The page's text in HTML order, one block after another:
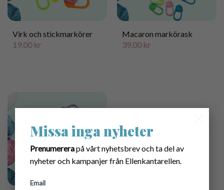
Missa inga nyheter
Prenumererapå vårt nyhetsbrev och ta del av
nyheter och kampanjer från Ellenkantarellen.
Email
Virk och stickmarkörer
19.00 kr
Macaron markörask
39.00 kr